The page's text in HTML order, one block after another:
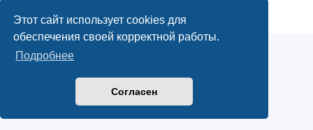
Этот сайт использует cookies для
обеспечения своей корректной работы.
Подробнее
Согласен
Конфиденциальность|Правила